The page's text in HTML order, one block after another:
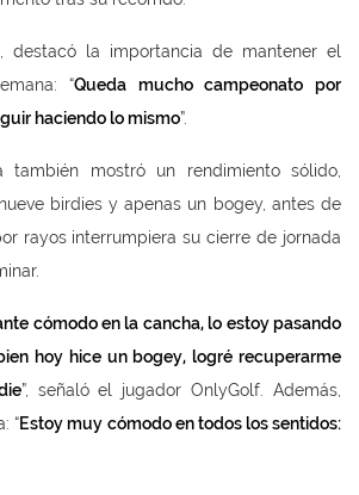
destacó la importancia de mantener el
“Queda mucho campeonato por
haciendo lo mismo”.
también mostró un rendimiento sólido,
birdies y apenas un bogey, antes de
rayos interrumpiera su cierre de jornada
cómodo en la cancha, lo estoy pasando
hoy hice un bogey, logré recuperarme
”, señaló el jugador OnlyGolf. Además,
“Estoy muy cómodo en todos los sentidos: